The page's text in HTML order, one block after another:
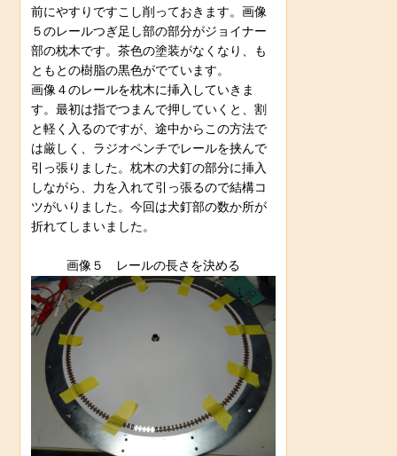
前にやすりですこし削っておきます。画像
５のレールつぎ足し部の部分がジョイナー
部の枕木です。茶色の塗装がなくなり、も
ともとの樹脂の黒色がでています。
画像４のレールを枕木に挿入していきま
す。最初は指でつまんで押していくと、割
と軽く入るのですが、途中からこの方法で
は厳しく、ラジオペンチでレールを挟んで
引っ張りました。枕木の犬釘の部分に挿入
しながら、力を入れて引っ張るので結構コ
ツがいりました。今回は犬釘部の数か所が
折れてしまいました。
画像５ レールの長さを決める